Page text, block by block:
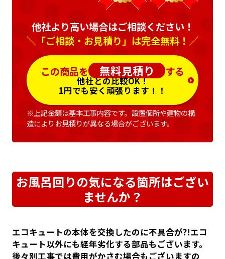
他社より高い場合はご相談ください！
＼「ご相談・お見積り」は完全無料！／
この商品を 無料見積り する
他社との比較OK！
1円でも安く頑張ります！！
※上記金額は基本工事内容です。設置個所や建物の構
造によりお見積りが異なる場合がございます。
お風呂回りの気になる箇所はござい
ませんか？
エコキュートの本体を交換したのに不具合が?!エコ
キュート以外にも経年劣化する部品もございます。
後々別工事では費用がかさむ場合もございますの